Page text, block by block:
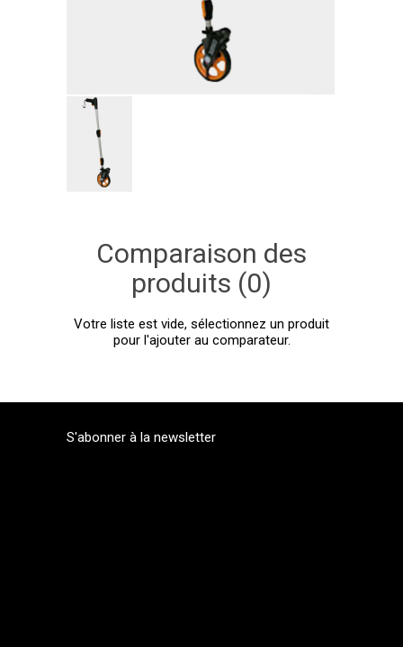
Comparaison des
produits (0)
Votre liste est vide, sélectionnez un produit
pour l'ajouter au comparateur.
S'abonner à la newsletter